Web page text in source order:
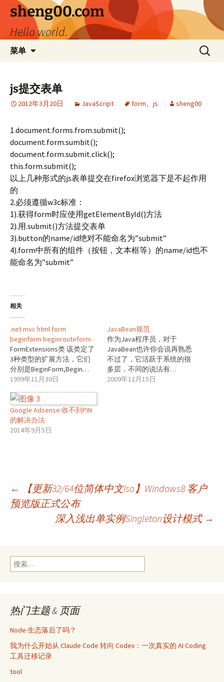
文
sheng00.com
Hello world.
菜单
搜
索：
js提交表单
2012年3月20日 JavaScript form、 js sheng00
1.document.forms.from.submit();
document.form.sumbit();
document.form.submit.click();
this.form.submit();
以上几种形式的js表单提交在firefox浏览器下是不起作用
的
2.必须遵循w3c标准：
1).获得form时应使用getElementById()方法
2).用.submit()方法提交表单
3).button的name/id绝对不能命名为”submit”
4).form中所有的组件（按钮，文本框等）的name/id也不
能命名为”submit”
相关
.net mvc html form
beginform beginrouteform
FormExtensions类 该类定了
3种类型的扩展方法，它们
分别是BeginForm,Begin…
1999年11月30日
JavaBean规范
作为Java程序员，对于
JavaBean也许你会说再熟悉
不过了，它活跃于系统的很
多层，不同的说法有…
2009年12月15日
Google Adsense 收不到PIN
的解决办法
2014年9月5日
文
导
←
【更新32/64位简体中文iso】Windows8 客户
预览版正式公布
深入浅出单实例Singleton设计模式 →
搜
索：
热门主题 & 页面
Node 生态落后了吗？
我为什么开始从 Claude Code 转向 Codex：一次真实的 AI Coding
工具迁移记录
tool